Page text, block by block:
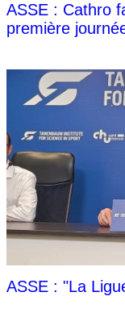
ASSE : Cathro
première
ASSE : "La